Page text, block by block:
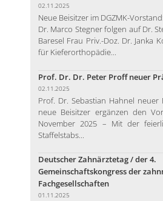
02.11.2025
Neue Beisitzer im DGZMK-
Dr. Marco Stegner folgen auf Dr.
Baresel Frau Priv.-Doz. Dr. Janka
für Kieferorthopädie...
Prof. Dr. Dr. Peter Proff neuer
02.11.2025
Prof. Dr. Sebastian Hahnel neuer
neue Beisitzer ergänzen den
November 2025 – Mit der
Staffelstabs...
Deutscher Zahnärztetag / der 4.
Gemeinschaftskongress der
Fachgesellschaften
01.11.2025